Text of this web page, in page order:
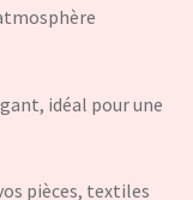
idéal pour une
pièces, textiles